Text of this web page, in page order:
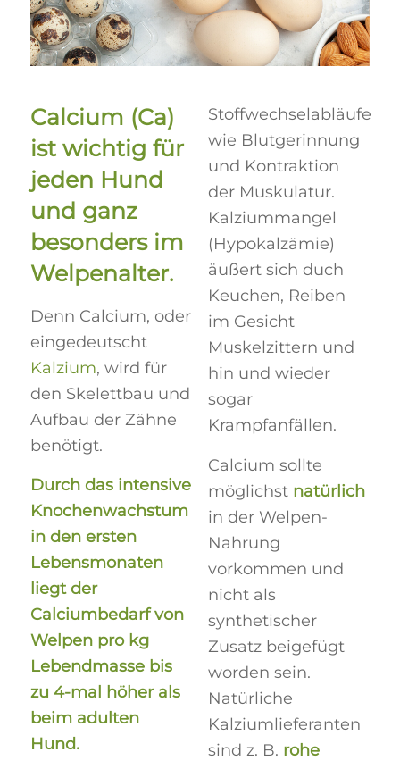
Calcium (Ca)
ist wichtig für
jeden Hund
und ganz
besonders im
Welpenalter.
Denn Calcium, oder
eingedeutscht
Kalzium, wird für
den Skelettbau und
Aufbau der Zähne
benötigt.
Durch das intensive
Knochenwachstum
in den ersten
Lebensmonaten
liegt der
Calciumbedarf von
Welpen pro kg
Lebendmasse bis
zu 4-mal höher als
beim adulten
Hund.
Stoffwechselabläufe
wie Blutgerinnung
und Kontraktion
der Muskulatur.
Kalziummangel
(Hypokalzämie)
äußert sich duch
Keuchen, Reiben
im Gesicht
Muskelzittern und
hin und wieder
sogar
Krampfanfällen.
Calcium sollte
möglichst natürlich
in der Welpen-
Nahrung
vorkommen und
nicht als
synthetischer
Zusatz beigefügt
worden sein.
Natürliche
Kalziumlieferanten
sind z. B. rohe